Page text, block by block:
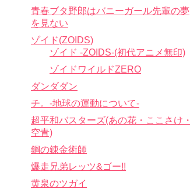
青春ブタ野郎はバニーガール先輩の夢
を見ない
ゾイド(ZOIDS)
ゾイド -ZOIDS-(初代アニメ無印)
ゾイドワイルドZERO
ダンダダン
チ。-地球の運動について-
超平和バスターズ(あの花・ここさけ・
空青)
鋼の錬金術師
爆走兄弟レッツ&ゴー!!
黄泉のツガイ